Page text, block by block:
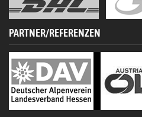
PARTNER/REFERENZEN